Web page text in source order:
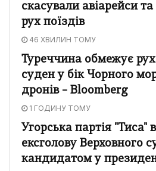
скасували авіарейси
рух поїздів
46 ХВИЛИН ТОМУ
Туреччина обмежує
суден у бік Чорного
дронів – Bloomberg
1 ГОДИНУ ТОМУ
Угорська партія "Тиса"
ексголову Верховного
кандидатом у